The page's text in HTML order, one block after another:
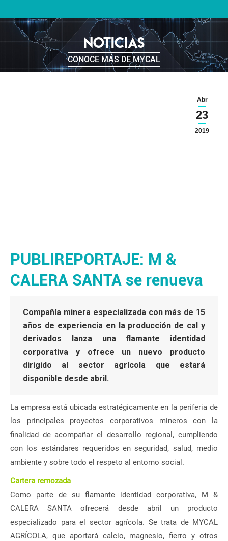
NOTICIAS
CONOCE MÁS DE MYCAL
Abr
23
2019
PUBLIREPORTAJE: M &
CALERA SANTA se renueva
Compañía minera especializada con más de 15
años de experiencia en la producción de cal y
derivados lanza una flamante identidad
corporativa y ofrece un nuevo producto
dirigido al sector agrícola que estará
disponible desde abril.
La empresa está ubicada estratégicamente en la periferia de
los principales proyectos corporativos mineros con la
finalidad de acompañar el desarrollo regional, cumpliendo
con los estándares requeridos en seguridad, salud, medio
ambiente y sobre todo el respeto al entorno social.
Cartera remozada
Como parte de su flamante identidad corporativa, M &
CALERA SANTA ofrecerá desde abril un producto
especializado para el sector agrícola. Se trata de MYCAL
AGRÍCOLA, que aportará calcio, magnesio, fierro y otros